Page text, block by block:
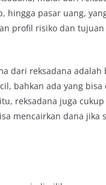
hingga pasar uang,
profil risiko dan tujuan
dari reksadana adalah
bahkan ada yang
reksadana juga
mencairkan dana jika